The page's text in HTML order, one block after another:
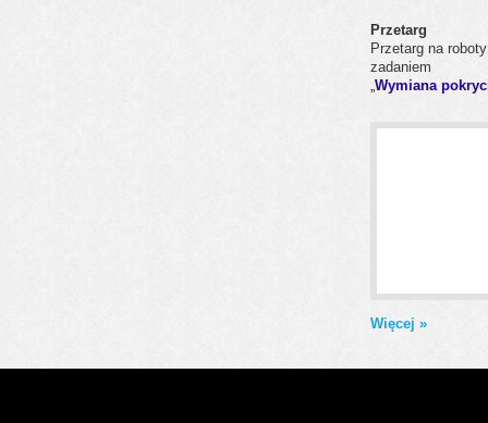
Przetarg
Przetarg na
zadaniem
„Wymiana
Więcej »